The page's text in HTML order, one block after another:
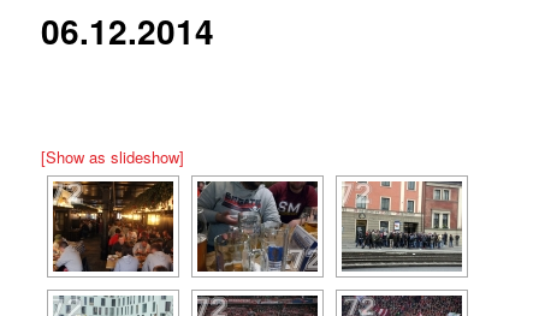
06.12.2014
[Show as slideshow]